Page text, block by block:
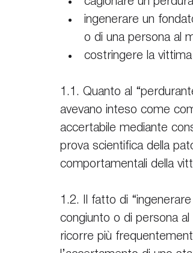
ingenerare un
o di una persona al
costringere la
1.1. Quanto al
avevano inteso come
accertabile mediante
prova scientifica della
comportamentali della
1.2. Il fatto di
congiunto o di persona
ricorre più